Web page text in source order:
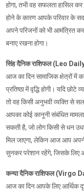
होगा, तभी वह सफलता हासिल
होने के कारण आपके परिवार के
अपने परिजनों को भी आमंत्रित
बनाए रखना होगा।
सिंह दैनिक राशिफल (Leo
आज का दिन सामाजिक क्षेत्रों में
प्रतिष्ठा में वृद्धि होगी। यदि
तो वह किसी अनुभवी व्यक्ति से
आपका कोई कानूनी संबंधित
सकती है, जो लोग किसी से धन
मिल जाएगा, लेकिन आज आप
सुनकर परेशान रहेंगे, जिसके लिए
कन्या दैनिक राशिफल (Virgo
आज का दिन आपके लिए आर्थिक